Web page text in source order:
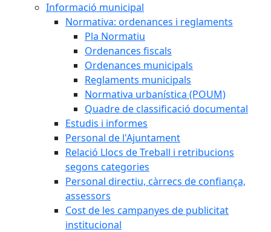
Informació municipal
Normativa: ordenances i reglaments
Pla Normatiu
Ordenances fiscals
Ordenances municipals
Reglaments municipals
Normativa urbanística (POUM)
Quadre de classificació documental
Estudis i informes
Personal de l'Ajuntament
Relació Llocs de Treball i retribucions
segons categories
Personal directiu, càrrecs de confiança,
assessors
Cost de les campanyes de publicitat
institucional